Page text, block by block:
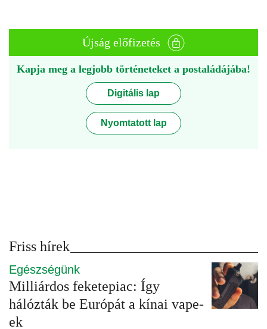
Újság előfizetés
Kapja meg a legjobb történeteket a postaládájába!
Digitális lap
Nyomtatott lap
Friss hírek
Egészségünk
Milliárdos feketepiac: Így
hálózták be Európát a kínai vape-
ek